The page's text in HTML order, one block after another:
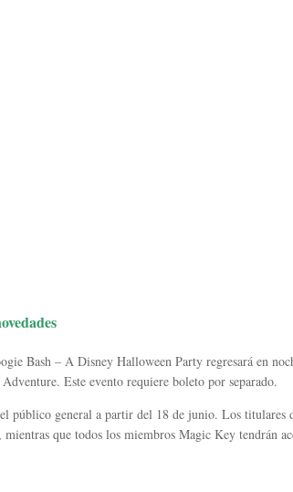
Bash – A Disney Halloween Party regresará en
Este evento requiere boleto por separado.
público general a partir del 18 de junio. Los
que todos los miembros Magic Key tendrán